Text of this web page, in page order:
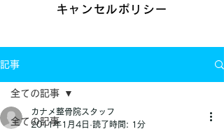
キャンセルポリシー
記事
全ての記事
全ての記事
カナメ整骨院スタッフ
2011年1月4日 読了時間: 1分